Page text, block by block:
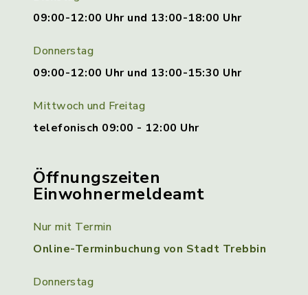
09:00-12:00 Uhr und 13:00-18:00 Uhr
Donnerstag
09:00-12:00 Uhr und 13:00-15:30 Uhr
Mittwoch und Freitag
telefonisch 09:00 - 12:00 Uhr
Öffnungszeiten
Einwohnermeldeamt
Nur mit Termin
Online-Terminbuchung von Stadt Trebbin
Donnerstag